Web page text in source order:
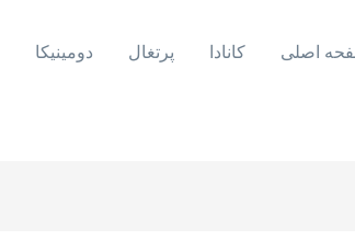
اصلی کانادا پرتغال دومینیکا